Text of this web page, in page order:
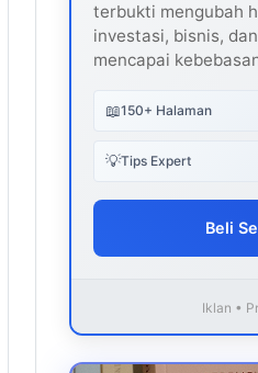
terbukti mengubah
investasi, bisnis,
mencapai
📖150+ Halaman
💡Tips Expert
Beli
Iklan •